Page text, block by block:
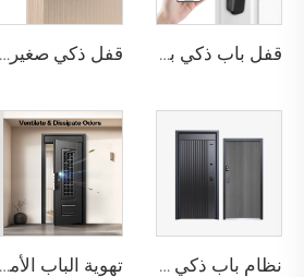
قفل باب ذكي بتعرف ثلاثي الأبعاد على الوجه مع جرس ذكي تلقائي لباب Tenon A9X قفل ذكي صغير للبصمة الحيوية للمكتب أو الشقة Tenon K1 plus
نظام باب ذكي تلقائي بيومتري لمراقبة أمن المنزل تهوية الباب الأمامي الفولاذي الأمان للداخل والخارج قاعة فيلا MT1